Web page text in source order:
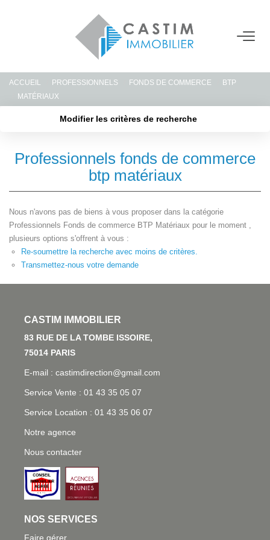
GERER
CONTACT
ACCUEIL PROFESSIONNELS FONDS DE COMMERCE
BTP
MATÉRIAUX
Modifier les critères de recherche
Type de bien
Surface min
Créer une alerte
Professionnels fonds de commerce
btp matériaux
Nous n'avons pas de biens à vous proposer dans la catégorie
Professionnels Fonds de commerce BTP Matériaux pour le moment ,
plusieurs options s'offrent à vous :
Re-soumettre la recherche avec moins de critères.
Transmettez-nous votre demande
L'AGENCE
83 RUE DE LA TOMBE ISSOIRE, 75014 PARIS
E-mail : castimdirection@gmail.com
Service Vente : 01 43 35 05 07
Service Location : 01 43 35 06 07
Notre agence
Nous contacter
NOS SERVICES
Faire gérer